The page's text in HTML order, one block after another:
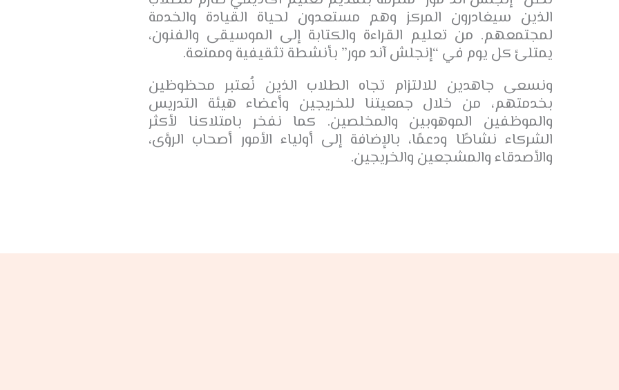
الذين سيغادرون المركز وهم مستعدون لحياة القيادة والخدمة
لمجتمعهم. من تعليم القراءة والكتابة إلى الموسيقى والفنون،
يمتلئ كل يوم في “إنجلش آند مور” بأنشطة تثقيفية وممتعة.
ونسعى جاهدين للالتزام تجاه الطلاب الذين نُعتبر محظوظين
بخدمتهم، من خلال جمعيتنا للخريجين وأعضاء هيئة التدريس
والموظفين الموهوبين والمخلصين. كما نفخر بامتلاكنا لأكثر
الشركاء نشاطًا ودعمًا، بالإضافة إلى أولياء الأمور أصحاب الرؤى،
والأصدقاء والمشجعين والخريجين.